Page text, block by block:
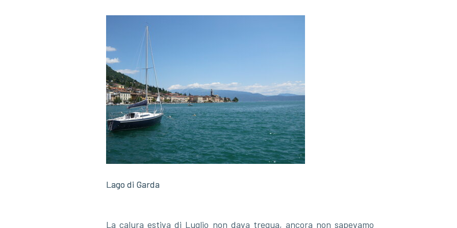
Lago di Garda
Lago di Garda
La calura estiva di Luglio non dava tregua, ancora non sapevamo